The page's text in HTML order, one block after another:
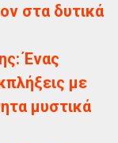
στα δυτικά
Ένας
με
μυστικά